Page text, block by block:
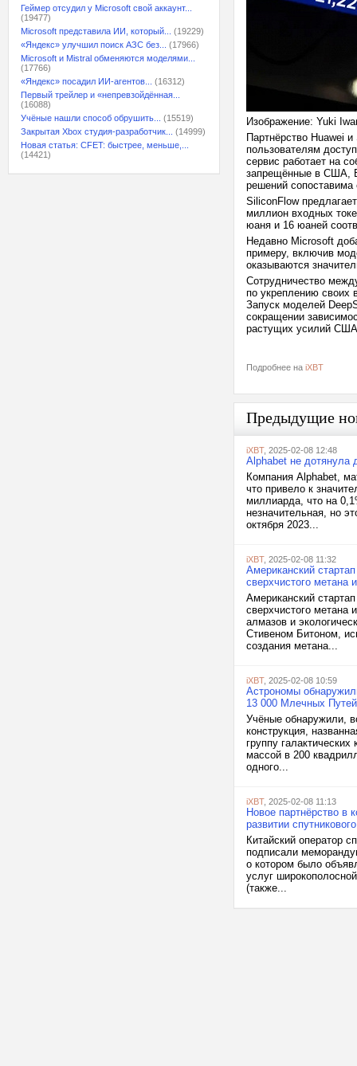
Геймер отсудил у Microsoft свой аккаунт...
(19477)
Microsoft представила ИИ, который...
(19229)
«Яндекс» улучшил поиск АЗС без...
(17966)
Microsoft и Mistral обменяются моделями...
(17766)
«Яндекс» посадил ИИ-агентов...
(16312)
Первый трейлер и «непревзойдённая...
(16088)
Учёные нашли способ обрушить...
(15519)
Закрытая Xbox студия-разработчик...
(14999)
Новая статья: CFET: быстрее, меньше,...
(14421)
Изображение: Yuki
Партнёрство Huawei
пользователям
сервис работает на
запрещённые в США,
решений
SiliconFlow
миллион входных
юаня и 16 юаней
Недавно Microsoft
примеру, включив
оказываются
Сотрудничество
по укреплению своих
Запуск моделей
сокращении
растущих усилий США
Подробнее на iXBT
Предыдущие
iXBT, 2025-02-08 12:48
Alphabet не дотянула
Компания Alphabet,
что привело к
миллиарда, что на
незначительная, но
октября 2023...
iXBT, 2025-02-08 11:32
Американский
сверхчистого метана
Американский
сверхчистого метана
алмазов и
Стивеном Битоном,
создания метана...
iXBT, 2025-02-08 10:59
Астрономы
13 000 Млечных Путей
Учёные обнаружили,
конструкция,
группу
массой в 200
одного...
iXBT, 2025-02-08 11:13
Новое партнёрство в
развитии
Китайский оператор
подписали
о котором было
услуг
(также...